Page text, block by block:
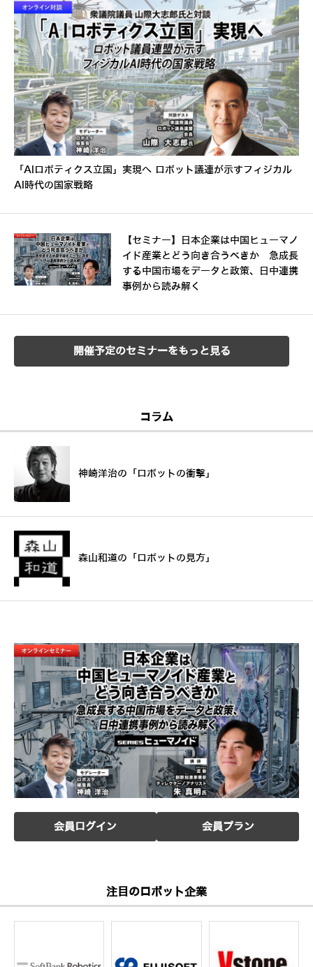
「AIロボティクス立国」実現へ ロボット議連が示すフィジカル
AI時代の国家戦略
【セミナー】日本企業は中国ヒューマノ
イド産業とどう向き合うべきか 急成長
する中国市場をデータと政策、日中連携
事例から読み解く
開催予定のセミナーをもっと見る
コラム
神崎洋治の「ロボットの衝撃」
森山和道の「ロボットの見方」
会員ログイン 会員プラン
注目のロボット企業